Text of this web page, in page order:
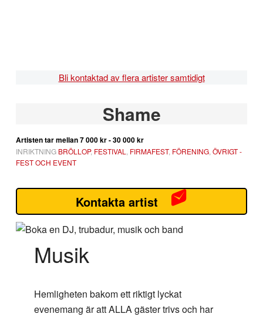
Bli kontaktad av flera artister samtidigt
Shame
Artisten tar mellan7 000 kr - 30 000 kr
INRIKTNING BRÖLLOP, FESTIVAL, FIRMAFEST, FÖRENING,ÖVRIGT -
FEST OCH EVENT
Kontakta artist
Musik
Hemligheten bakom ett riktigt lyckat
evenemang är att ALLA gäster trivs och har